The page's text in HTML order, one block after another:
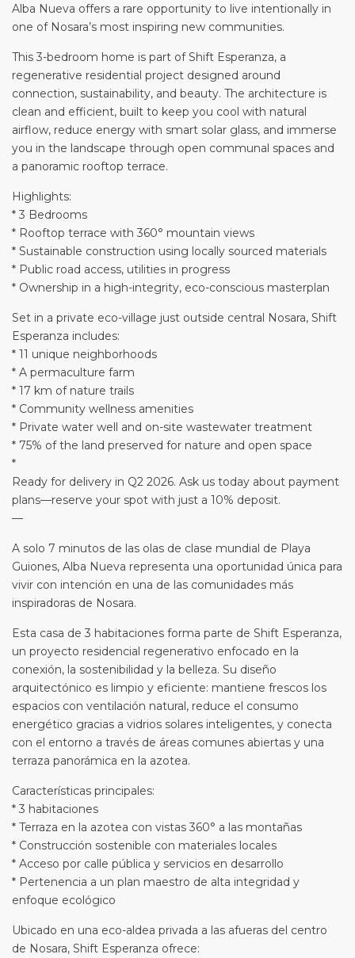
Alba Nueva offers a rare opportunity to live intentionally in
one of Nosara’s most inspiring new communities.
This 3-bedroom home is part of Shift Esperanza, a
regenerative residential project designed around
connection, sustainability, and beauty. The architecture is
clean and efficient, built to keep you cool with natural
airflow, reduce energy with smart solar glass, and immerse
you in the landscape through open communal spaces and
a panoramic rooftop terrace.
Highlights:
* 3 Bedrooms
* Rooftop terrace with 360° mountain views
* Sustainable construction using locally sourced materials
* Public road access, utilities in progress
* Ownership in a high-integrity, eco-conscious masterplan
Set in a private eco-village just outside central Nosara, Shift
Esperanza includes:
* 11 unique neighborhoods
* A permaculture farm
* 17 km of nature trails
* Community wellness amenities
* Private water well and on-site wastewater treatment
* 75% of the land preserved for nature and open space
*
Ready for delivery in Q2 2026. Ask us today about payment
plans—reserve your spot with just a 10% deposit.
—
A solo 7 minutos de las olas de clase mundial de Playa
Guiones, Alba Nueva representa una oportunidad única para
vivir con intención en una de las comunidades más
inspiradoras de Nosara.
Esta casa de 3 habitaciones forma parte de Shift Esperanza,
un proyecto residencial regenerativo enfocado en la
conexión, la sostenibilidad y la belleza. Su diseño
arquitectónico es limpio y eficiente: mantiene frescos los
espacios con ventilación natural, reduce el consumo
energético gracias a vidrios solares inteligentes, y conecta
con el entorno a través de áreas comunes abiertas y una
terraza panorámica en la azotea.
Características principales:
* 3 habitaciones
* Terraza en la azotea con vistas 360° a las montañas
* Construcción sostenible con materiales locales
* Acceso por calle pública y servicios en desarrollo
* Pertenencia a un plan maestro de alta integridad y
enfoque ecológico
Ubicado en una eco-aldea privada a las afueras del centro
de Nosara, Shift Esperanza ofrece: